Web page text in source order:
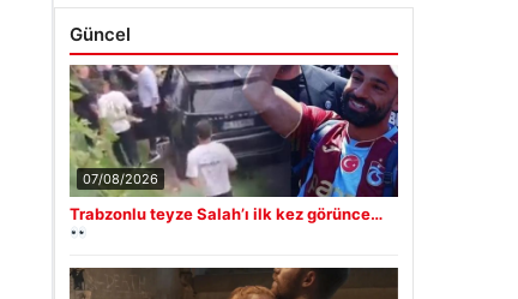
Güncel
07/08/2026
Trabzonlu teyze Salah’ı ilk kez görünce…